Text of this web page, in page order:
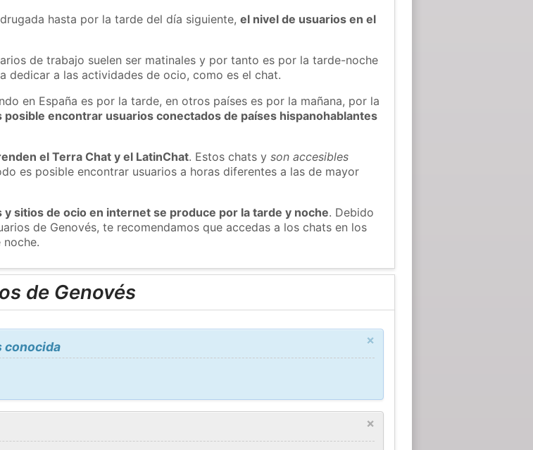
hasta por la tarde del día siguiente,el nivel de usuarios en el
de trabajo suelen ser matinales y por tanto es por la tarde-noche
dedicar a las actividades de ocio, como es el chat.
en España es por la tarde, en otros países es por la mañana, por la
posible encontrar usuarios conectados de países hispanohablantes
el Terra Chat y el LatinChat. Estos chats yson accesibles
es posible encontrar usuarios a horas diferentes a las de mayor
y sitios de ocio en internet se produce por la tarde y noche. Debido
de Genovés, te recomendamos que accedas a los chats en los
de Genovés
×
conocida
×